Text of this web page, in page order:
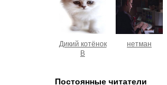
Дикий котёнок
В
нетман
Постоянные читатели